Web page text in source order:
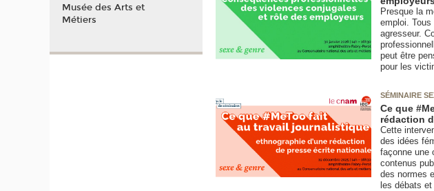
Presque la
emploi.
agresseur.
peut être
pour les
SÉMINAIRE
Ce que
rédaction
Cette
des idées
façonne une
contenus
des normes
les débats et
Musée des Arts et
Métiers